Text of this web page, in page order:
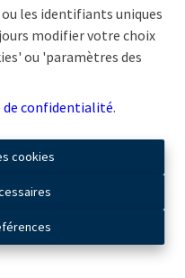
les identifiants uniques
modifier votre choix
ou 'paramètres des
de confidentialité.
cookies